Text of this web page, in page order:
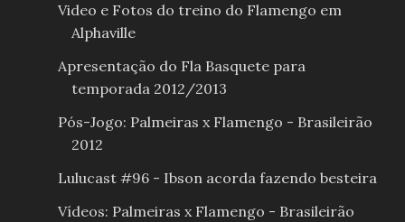
Video e Fotos do treino do Flamengo em
Alphaville
Apresentação do Fla Basquete para
temporada 2012/2013
Pós-Jogo: Palmeiras x Flamengo - Brasileirão
2012
Lulucast #96 - Ibson acorda fazendo besteira
Vídeos: Palmeiras x Flamengo - Brasileirão